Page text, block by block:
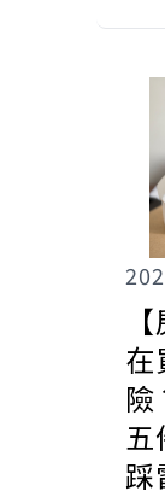
在
踩